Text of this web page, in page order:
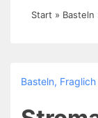
Start » Basteln
Basteln, Fraglich